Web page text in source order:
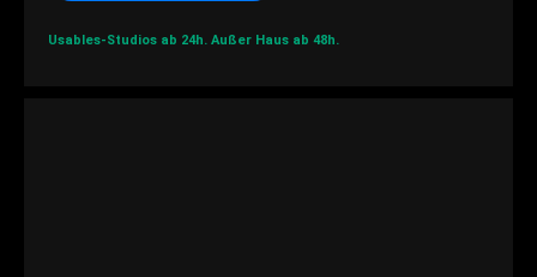
Usables-Studios ab 24h. Außer Haus ab 48h.